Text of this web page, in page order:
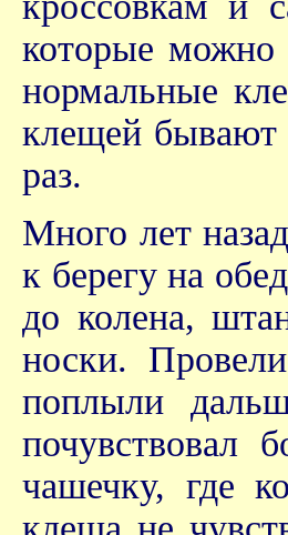
которые можно
нормальные
клещей бывают
раз.
Много лет
к берегу на
до колена,
носки.
поплыли
почувствовал
чашечку, где